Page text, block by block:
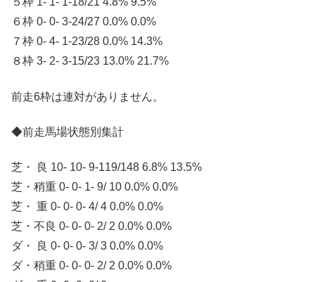
６枠 0- 0- 3-24/27 0.0% 0.0%
７枠 0- 4- 1-23/28 0.0% 14.3%
８枠 3- 2- 3-15/23 13.0% 21.7%
前走6枠は連対がありません。
◆前走馬場状態別集計
芝・ 良 10- 10- 9-119/148 6.8% 13.5%
芝・稍重 0- 0- 1- 9/ 10 0.0% 0.0%
芝・ 重 0- 0- 0- 4/ 4 0.0% 0.0%
芝・不良 0- 0- 0- 2/ 2 0.0% 0.0%
ダ・ 良 0- 0- 0- 3/ 3 0.0% 0.0%
ダ・稍重 0- 0- 0- 2/ 2 0.0% 0.0%